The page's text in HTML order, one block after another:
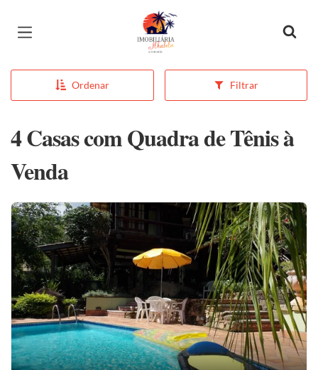
Página inicial
Ordenar Filtrar
4 Casas com Quadra de Tênis à
Venda